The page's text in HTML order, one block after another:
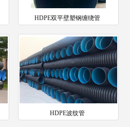
HDPE双平壁塑钢缠绕管
HDPE波纹管